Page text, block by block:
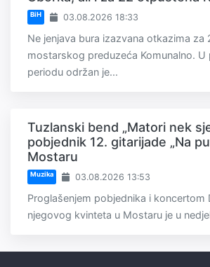
BiH 03.08.2026 18:33
Ne jenjava bura izazvana otkazima za
mostarskog preduzeća Komunalno.
periodu održan je...
Tuzlanski bend „Matori nek
pobjednik 12. gitarijade „Na
Mostaru
Muzika 03.08.2026 13:53
Proglašenjem pobjednika i koncertom
njegovog kvinteta u Mostaru je u